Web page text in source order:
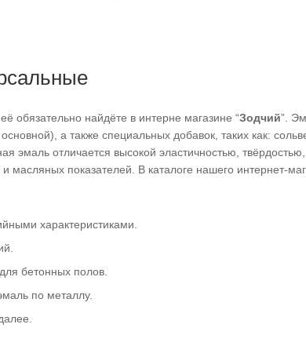
обязательно найдёте в интерне магазине “Зодчий”.
а также специальных добавок, таких как:
эмаль отличается высокой эластичностью,
масляных показателей. В каталоге нашего интернет-
характеристиками.
бетонных полов.
по металлу.